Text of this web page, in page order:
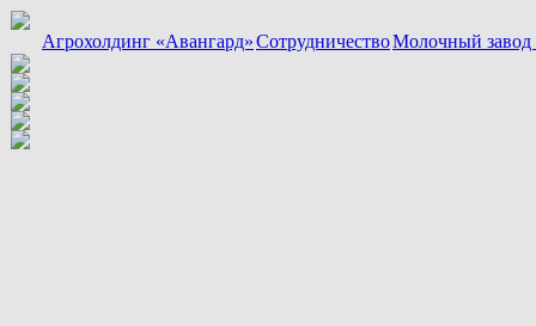
Агрохолдинг «Авангард»СотрудничествоМолочный завод